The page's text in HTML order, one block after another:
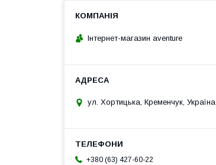
Інтернет-магазин aventure
ул. Хортицька, Кременчук, Україна
+380 (63) 427-60-22